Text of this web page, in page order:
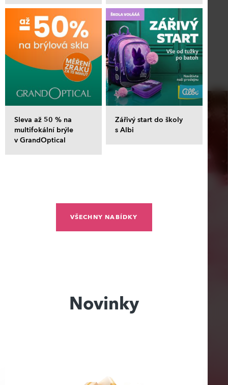
Sleva až 50 % na
multifokální brýle
v GrandOptical
Zářivý start do školy
s Albi
VŠECHNY NABÍDKY
Novinky